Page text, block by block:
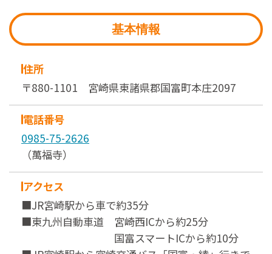
基本情報
住所
〒880-1101 宮崎県東諸県郡国富町本庄2097
電話番号
0985-75-2626
（萬福寺）
アクセス
■JR宮崎駅から車で約35分
■東九州自動車道 宮崎西ICから約25分
国富スマートICから約10分